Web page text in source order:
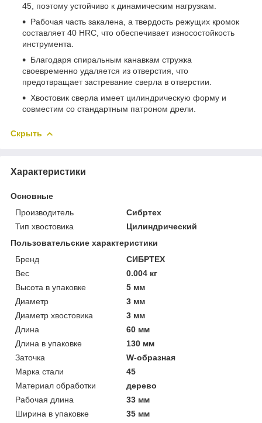
45, поэтому устойчиво к динамическим нагрузкам.
Рабочая часть закалена, а твердость режущих кромок
составляет 40 HRC, что обеспечивает износостойкость
инструмента.
Благодаря спиральным канавкам стружка
своевременно удаляется из отверстия, что
предотвращает застревание сверла в отверстии.
Хвостовик сверла имеет цилиндрическую форму и
совместим со стандартным патроном дрели.
Скрыть
Характеристики
Основные
Производитель
Сибртех
Тип хвостовика
Цилиндрический
Пользовательские характеристики
Бренд
СИБРТЕХ
Вес
0.004 кг
Высота в упаковке
5 мм
Диаметр
3 мм
Диаметр хвостовика
3 мм
Длина
60 мм
Длина в упаковке
130 мм
Заточка
W-образная
Марка стали
45
Материал обработки
дерево
Рабочая длина
33 мм
Ширина в упаковке
35 мм